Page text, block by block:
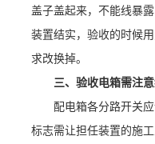
盖子盖起来，不能线暴
装置结实，验收的时候
求改换掉。
三、验收电箱需注
配电箱各分路开关
标志需让担任装置的施